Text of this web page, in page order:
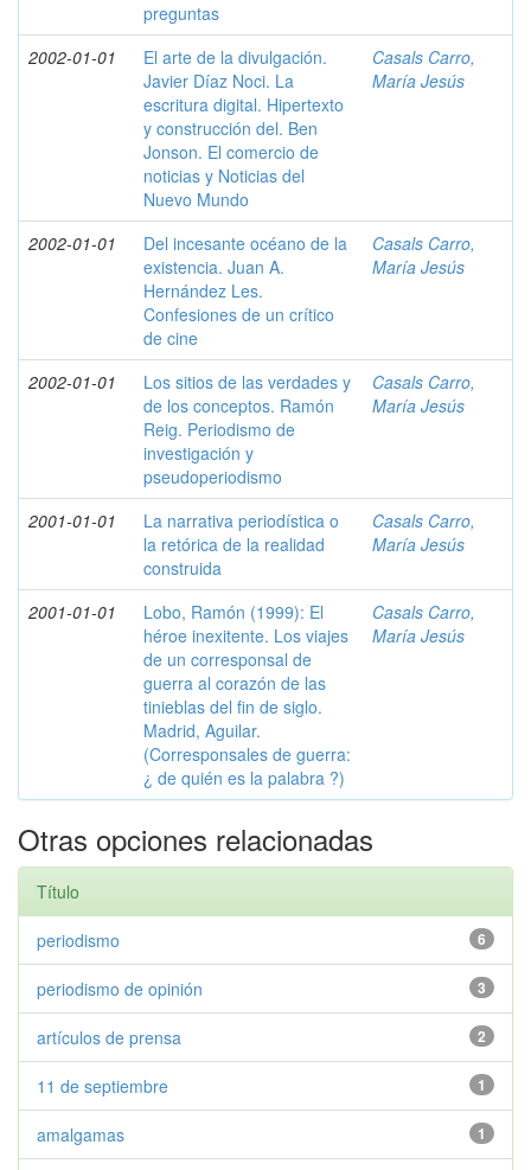
preguntas
2002-01-01
El arte de la divulgación.
Javier Díaz Noci. La
escritura digital. Hipertexto
y construcción del. Ben
Jonson. El comercio de
noticias y Noticias del
Nuevo Mundo
Casals Carro,
María Jesús
2002-01-01
Del incesante océano de la
existencia. Juan A.
Hernández Les.
Confesiones de un crítico
de cine
Casals Carro,
María Jesús
2002-01-01
Los sitios de las verdades y
de los conceptos. Ramón
Reig. Periodismo de
investigación y
pseudoperiodismo
Casals Carro,
María Jesús
2001-01-01
La narrativa periodística o
la retórica de la realidad
construida
Casals Carro,
María Jesús
2001-01-01
Lobo, Ramón (1999): El
héroe inexitente. Los viajes
de un corresponsal de
guerra al corazón de las
tinieblas del fin de siglo.
Madrid, Aguilar.
(Corresponsales de guerra:
¿ de quién es la palabra ?)
Casals Carro,
María Jesús
Otras opciones relacionadas
Título
6
periodismo
3
periodismo de opinión
2
artículos de prensa
1
11 de septiembre
1
amalgamas